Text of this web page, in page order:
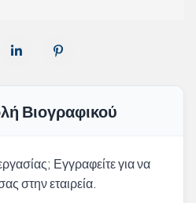
Βιογραφικού
Εγγραφείτε για να
στην εταιρεία.